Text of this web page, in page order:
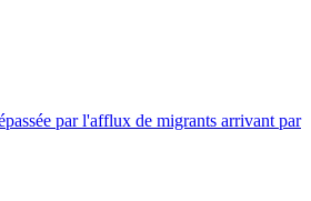
par l'afflux de migrants arrivant par